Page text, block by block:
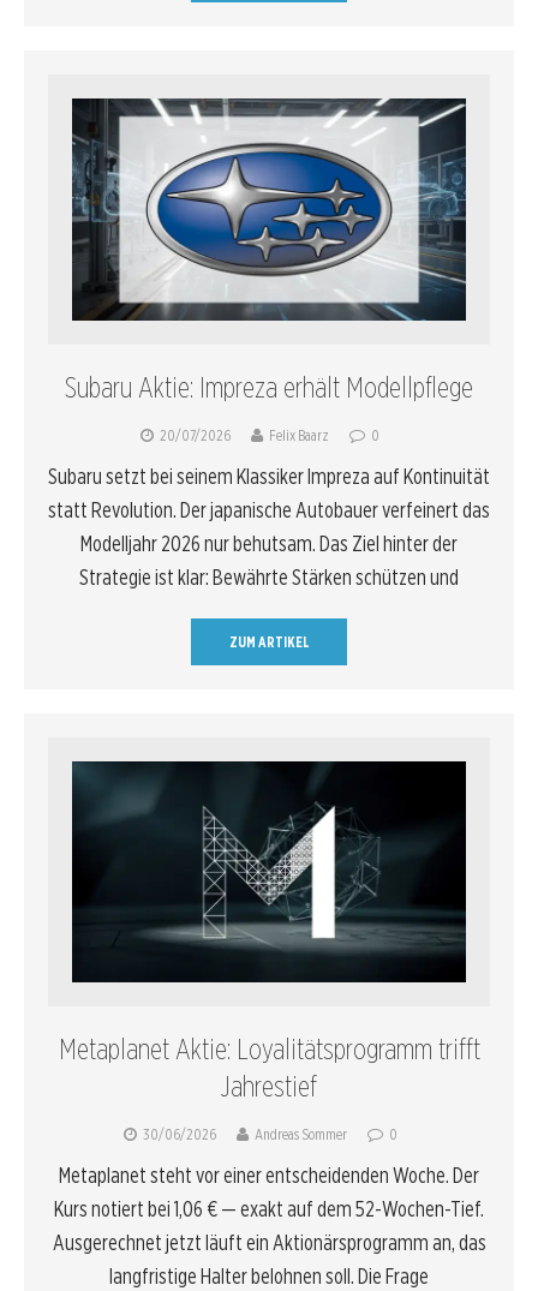
Subaru Aktie: Impreza erhält Modellpflege
20/07/2026 Felix Baarz 0
Subaru setzt bei seinem Klassiker Impreza auf Kontinuität
statt Revolution. Der japanische Autobauer verfeinert das
Modelljahr 2026 nur behutsam. Das Ziel hinter der
Strategie ist klar: Bewährte Stärken schützen und
ZUM ARTIKEL
Metaplanet Aktie: Loyalitätsprogramm trifft
Jahrestief
30/06/2026 Andreas Sommer 0
Metaplanet steht vor einer entscheidenden Woche. Der
Kurs notiert bei 1,06 € — exakt auf dem 52-Wochen-Tief.
Ausgerechnet jetzt läuft ein Aktionärsprogramm an, das
langfristige Halter belohnen soll. Die Frage